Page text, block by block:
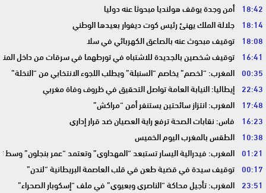
18:42 أمن وجدة يوقف هولنديا مبحوثا عنه دوليا
18:14 جلالة الملك يهنئ رئيس كوت ديفوار بعيدها الوطني
18:08 توقيف مبحوث عنه بالصاعق الكهربائي في سلا
16:41 توقيف شخصين بالجديدة للاشتباه في تورطهما في سرقات من داخل
00:35 المغرب: “لخصم” يخاصم “السنبلة” ويطلب اللجوء الانتخابي من “النخلة”
22:43 إيطاليا: النيابة العامة تواصل التحقيق في ظروف وفاة مغربي
17:48 المغرب: انتزاز سائحتين يستنفر أمن “مراكش”
16:23 فاس: نقابات الصحة ترفع راية العصيان ضد قرار إداري
10:38 الطقس بالمغرب اليوم الخميس
01:21 المغرب: فيدرالية اليسار تستبعد “المهداوي” وتعتمد “عمر بنجلون”
00:17 توقيف سيدة في قضية طعن في قلب العاصمة البريطانية “لندن”
23:51 المغرب: تأجيل محاكة “الناصري وبعيوي” في ملف “إسكوبار الصحراء”